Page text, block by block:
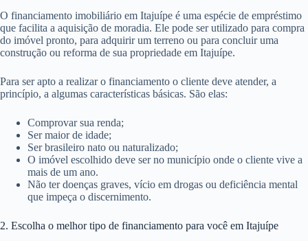
O financiamento imobiliário em Itajuípe é uma espécie de empréstimo
que facilita a aquisição de moradia. Ele pode ser utilizado para compra
do imóvel pronto, para adquirir um terreno ou para concluir uma
construção ou reforma de sua propriedade em Itajuípe.
Para ser apto a realizar o financiamento o cliente deve atender, a
princípio, a algumas características básicas. São elas:
Comprovar sua renda;
Ser maior de idade;
Ser brasileiro nato ou naturalizado;
O imóvel escolhido deve ser no município onde o cliente vive a
mais de um ano.
Não ter doenças graves, vício em drogas ou deficiência mental
que impeça o discernimento.
2. Escolha o melhor tipo de financiamento para você em Itajuípe